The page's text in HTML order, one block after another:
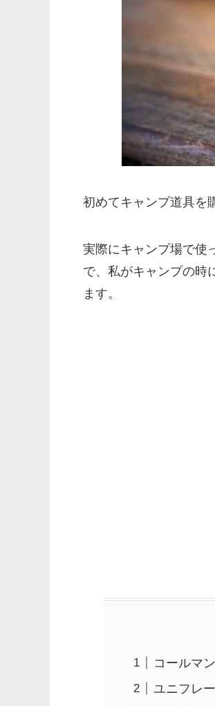
初めてキャンプ道具を
実際にキャンプ場で使
で、私がキャンプの時
ます。
コールマ
ユニフレ